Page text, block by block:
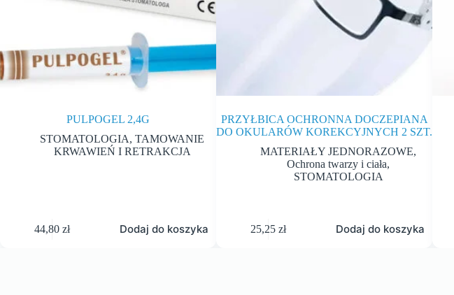
PULPOGEL 2,4G
STOMATOLOGIA,TAMOWANIE
KRWAWIEŃ I RETRAKCJA
44,80zł Dodaj do koszyka
PRZYŁBICA OCHRONNA DOCZEPIANA
DO OKULARÓW KOREKCYJNYCH 2 SZT.
MATERIAŁY JEDNORAZOWE,
Ochrona twarzy i ciała,
STOMATOLOGIA
25,25zł Dodaj do koszyka